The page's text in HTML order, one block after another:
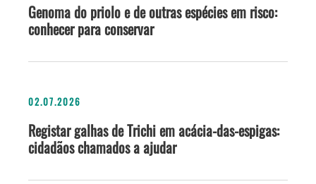
Genoma do priolo e de outras espécies em risco:
conhecer para conservar
02.07.2026
Registar galhas de Trichi em acácia-das-espigas:
cidadãos chamados a ajudar